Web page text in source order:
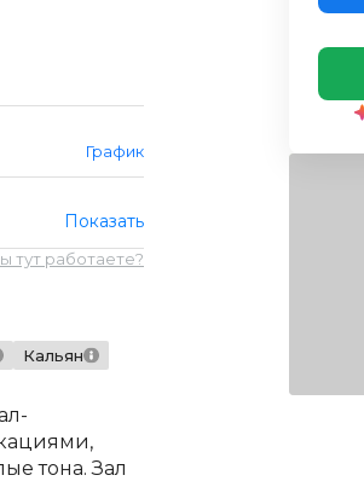
График
Показать
тут работаете?
Кальян
тона. Зал